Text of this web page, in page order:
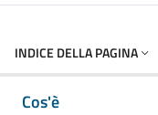
INDICE DELLA PAGINA
Cos'è